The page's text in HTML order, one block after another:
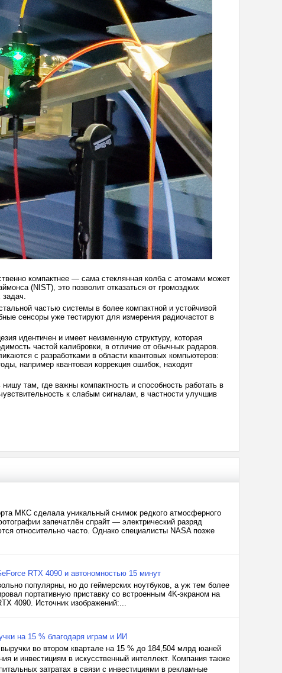
компактнее — сама стеклянная колба с атомами может
(NIST), это позволит отказаться от громоздких
задач.
частью системы в более компактной и устойчивой
сенсоры уже тестируют для измерения радиочастот в
идентичен и имеет неизменную структуру, которая
частой калибровки, в отличие от обычных радаров.
с разработками в области квантовых компьютеров:
например квантовая коррекция ошибок, находят
там, где важны компактность и способность работать в
к слабым сигналам, в частности улучшив
МКС сделала уникальный снимок редкого атмосферного
запечатлён спрайт — электрический разряд
относительно часто. Однако специалисты NASA позже
RTX 4090 и автономностью 15 минут
популярны, но до геймерских ноутбуков, а уж тем более
портативную приставку со встроенным 4K-экраном на
4090. Источник изображений:...
на 15 % благодаря играм и ИИ
во втором квартале на 15 % до 184,504 млрд юаней
и инвестициям в искусственный интеллект. Компания также
затратах в связи с инвестициями в рекламные